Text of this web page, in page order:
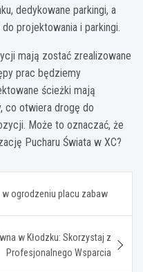
dedykowane parkingi, a
projektowania i parkingi.
mają zostać zrealizowane
prac będziemy
ścieżki mają
co otwiera drogę do
Może to oznaczać, że
Pucharu Świata w XC?
w ogrodzeniu placu zabaw
w Kłodzku: Skorzystaj z
Profesjonalnego Wsparcia